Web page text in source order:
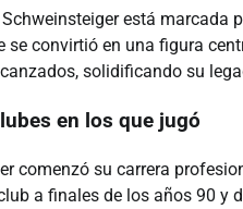
está marcada
se convirtió en una figura
solidificando su
en los que jugó
comenzó su carrera
a finales de los años 90 y